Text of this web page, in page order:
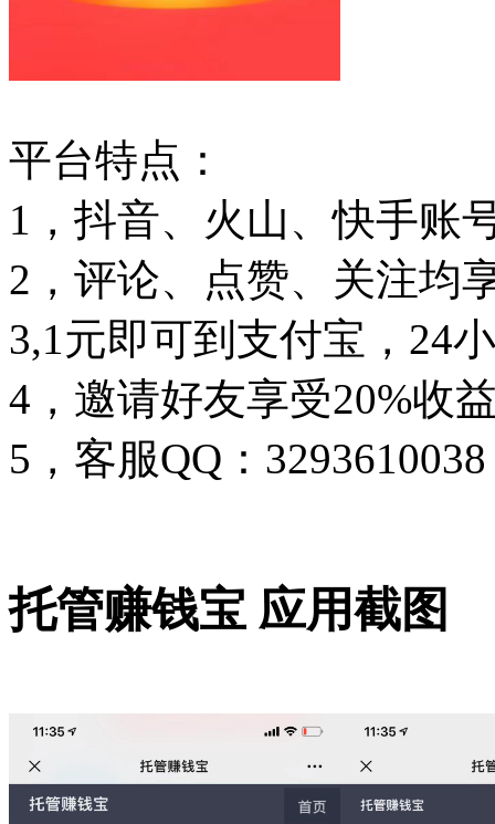
平台特点：
1，抖音、火山、快手账
2，评论、点赞、关注均
3,1元即可到支付宝，24
4，邀请好友享受20%收
5，客服QQ：3293610038
托管赚钱宝 应用截图